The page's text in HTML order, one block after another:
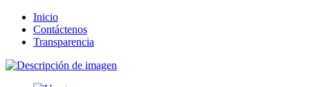
Inicio
Contáctenos
Transparencia